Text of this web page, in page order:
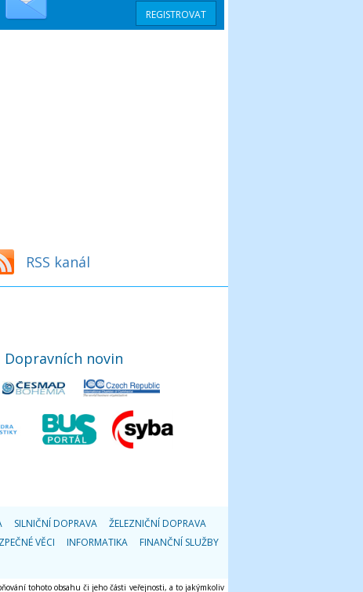
RSS kanál
Dopravních novin
SILNIČNÍ DOPRAVA
ŽELEZNIČNÍ DOPRAVA
VĚCI INFORMATIKA
FINANČNÍ SLUŽBY
tohoto obsahu či jeho části veřejnosti, a to jakýmkoliv